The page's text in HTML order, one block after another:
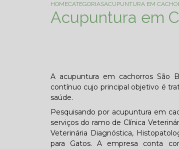
HOMECATEGORIASACUPUNTURA EM
Acupuntura em
A acupuntura em cachorros São
contínuo cujo principal objetivo é
saúde.
Pesquisando por acupuntura em
serviços do ramo de Clínica
Veterinária Diagnóstica,
para Gatos. A empresa conta